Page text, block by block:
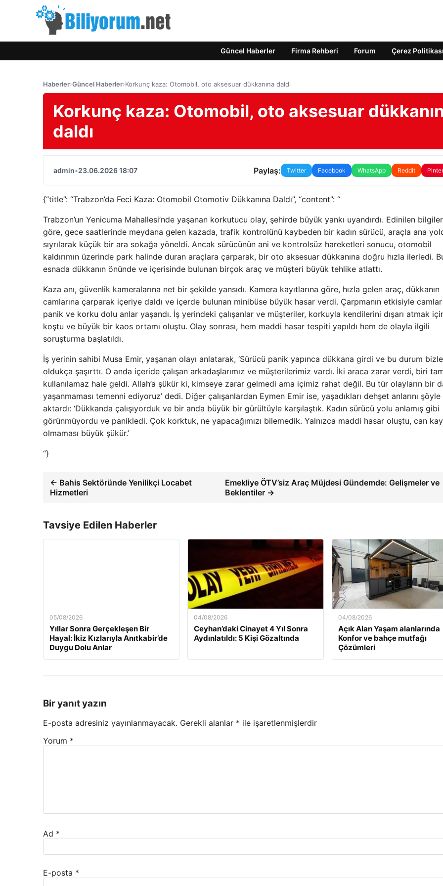
Güncel Haberler Firma Rehberi Forum Çerez Politikası
Haberler›Güncel Haberler›Korkunç kaza: Otomobil, oto aksesuar dükkanına daldı
Korkunç kaza: Otomobil, oto aksesuar
daldı
admin•23.06.2026 18:07 Paylaş: Twitter Facebook WhatsApp Reddit
{“title”: “Trabzon’da Feci Kaza: Otomobil Otomotiv Dükkanına Daldı”, “content”: “
Trabzon’un Yenicuma Mahallesi’nde yaşanan korkutucu olay, şehirde büyük yankı uyandırdı. Edinilen
göre, gece saatlerinde meydana gelen kazada, trafik kontrolünü kaybeden bir kadın sürücü, araçla ana
sıyrılarak küçük bir ara sokağa yöneldi. Ancak sürücünün ani ve kontrolsüz hareketleri sonucu, otomobil
kaldırımın üzerinde park halinde duran araçlara çarparak, bir oto aksesuar dükkanına doğru hızla ilerledi.
esnada dükkanın önünde ve içerisinde bulunan birçok araç ve müşteri büyük tehlike atlattı.
Kaza anı, güvenlik kameralarına net bir şekilde yansıdı. Kamera kayıtlarına göre, hızla gelen araç, dükkanın
camlarına çarparak içeriye daldı ve içerde bulunan minibüse büyük hasar verdi. Çarpmanın etkisiyle camlar
panik ve korku dolu anlar yaşandı. İş yerindeki çalışanlar ve müşteriler, korkuyla kendilerini dışarı atmak
koştu ve büyük bir kaos ortamı oluştu. Olay sonrası, hem maddi hasar tespiti yapıldı hem de olayla ilgili
soruşturma başlatıldı.
İş yerinin sahibi Musa Emir, yaşanan olayı anlatarak, ‘Sürücü panik yapınca dükkana girdi ve bu durum
oldukça şaşırttı. O anda içeride çalışan arkadaşlarımız ve müşterilerimiz vardı. İki araca zarar verdi, biri
kullanılamaz hale geldi. Allah’a şükür ki, kimseye zarar gelmedi ama içimiz rahat değil. Bu tür olayların bir
yaşanmaması temenni ediyoruz’ dedi. Diğer çalışanlardan Eymen Emir ise, yaşadıkları dehşet anlarını şöyle
aktardı: ‘Dükkanda çalışıyorduk ve bir anda büyük bir gürültüyle karşılaştık. Kadın sürücü yolu anlamış gibi
görünmüyordu ve panikledi. Çok korktuk, ne yapacağımızı bilemedik. Yalnızca maddi hasar oluştu, can
olmaması büyük şükür.’
“}
← Bahis Sektöründe Yenilikçi Locabet
Hizmetleri
Emekliye ÖTV’siz Araç Müjdesi Gündemde: Gelişmeler ve
Beklentiler →
Tavsiye Edilen Haberler
05/08/2026
Yıllar Sonra Gerçekleşen Bir
Hayal: İkiz Kızlarıyla Anıtkabir’de
Duygu Dolu Anlar
04/08/2026
Ceyhan’daki Cinayet 4 Yıl Sonra
Aydınlatıldı: 5 Kişi Gözaltında
04/08/2026
Açık Alan Yaşam alanlarında
Konfor ve bahçe mutfağı
Çözümleri
Bir yanıt yazın
E-posta adresiniz yayınlanmayacak. Gerekli alanlar * ile işaretlenmişlerdir
Yorum *
Ad *
E-posta *